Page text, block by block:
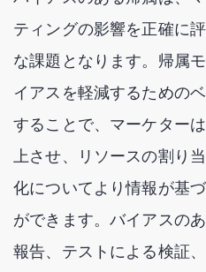
ティングの影響を正確に
な課題となります。帰属
イアスを軽減するための
することで、マーケター
上させ、リソースの割り
化についてより情報が基
ができます。バイアスの
報告、テストによる検証